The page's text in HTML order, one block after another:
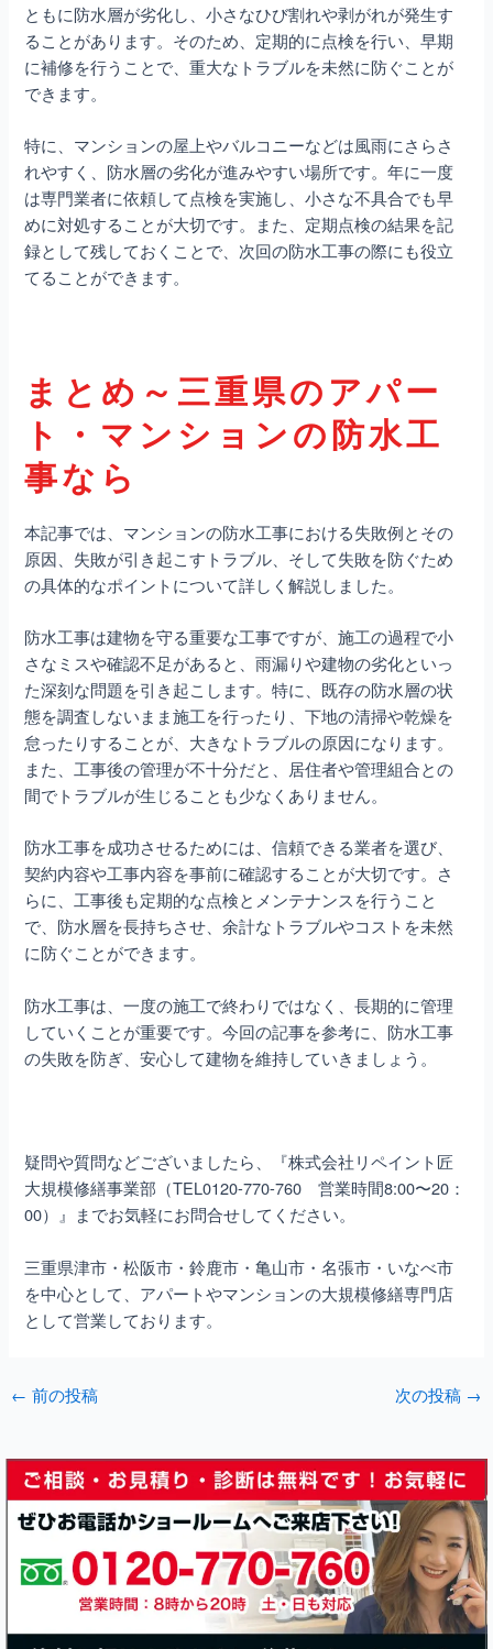
ともに防水層が劣化し、小さなひび割れや剥がれが発生す
ることがあります。そのため、定期的に点検を行い、早期
に補修を行うことで、重大なトラブルを未然に防ぐことが
できます。
特に、マンションの屋上やバルコニーなどは風雨にさらさ
れやすく、防水層の劣化が進みやすい場所です。年に一度
は専門業者に依頼して点検を実施し、小さな不具合でも早
めに対処することが大切です。また、定期点検の結果を記
録として残しておくことで、次回の防水工事の際にも役立
てることができます。
まとめ～三重県のアパー
ト・マンションの防水工
事なら
本記事では、マンションの防水工事における失敗例とその
原因、失敗が引き起こすトラブル、そして失敗を防ぐため
の具体的なポイントについて詳しく解説しました。
防水工事は建物を守る重要な工事ですが、施工の過程で小
さなミスや確認不足があると、雨漏りや建物の劣化といっ
た深刻な問題を引き起こします。特に、既存の防水層の状
態を調査しないまま施工を行ったり、下地の清掃や乾燥を
怠ったりすることが、大きなトラブルの原因になります。
また、工事後の管理が不十分だと、居住者や管理組合との
間でトラブルが生じることも少なくありません。
防水工事を成功させるためには、信頼できる業者を選び、
契約内容や工事内容を事前に確認することが大切です。さ
らに、工事後も定期的な点検とメンテナンスを行うこと
で、防水層を長持ちさせ、余計なトラブルやコストを未然
に防ぐことができます。
防水工事は、一度の施工で終わりではなく、長期的に管理
していくことが重要です。今回の記事を参考に、防水工事
の失敗を防ぎ、安心して建物を維持していきましょう。
疑問や質問などございましたら、『株式会社リペイント匠
大規模修繕事業部（TEL0120-770-760 営業時間8:00〜20：
00）』までお気軽にお問合せしてください。
三重県津市・松阪市・鈴鹿市・亀山市・名張市・いなべ市
を中心として、アパートやマンションの大規模修繕専門店
として営業しております。
← 前の投稿 次の投稿 →